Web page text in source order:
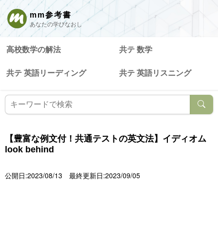
mm参考書
あなたの学びなおし
高校数学の解法 共テ 数学
共テ 英語リーディング 共テ 英語リスニング
【豊富な例文付！共通テストの英文法】イディオム
look behind
公開日:2023/08/13 最終更新日:2023/09/05